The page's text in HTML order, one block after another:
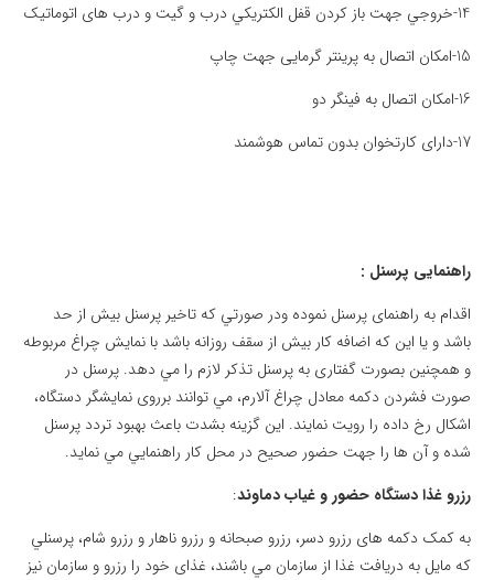
14-خروجي جهت باز کردن قفل الکتريکي درب و گيت و درب های اتوماتيک
15-امکان اتصال به پرينتر گرمایی جهت چاپ
16-امکان اتصال به فينگر دو
17-دارای کارتخوان بدون تماس هوشمند
راهنمایی پرسنل :
اقدام به راهنمای پرسنل نموده ودر صورتي که تاخير پرسنل بيش از حد
باشد و يا اين که اضافه کار بيش از سقف روزانه باشد با نمايش چراغ مربوطه
و همچنين بصورت گفتاری به پرسنل تذکر لازم را مي دهد. پرسنل در
صورت فشردن دکمه معادل چراغ آلارم، مي توانند برروی نمايشگر دستگاه،
اشکال رخ داده را رويت نمايند. اين گزينه بشدت باعث بهبود تردد پرسنل
شده و آن ها را جهت حضور صحيح در محل کار راهنمايي مي نمايد.
رزرو غذا دستگاه حضور و غیاب دماوند:
به کمک دکمه های رزرو دسر، رزرو صبحانه و رزرو ناهار و رزرو شام، پرسنلي
که مايل به دريافت غذا از سازمان مي باشند، غذای خود را رزرو و سازمان نيز